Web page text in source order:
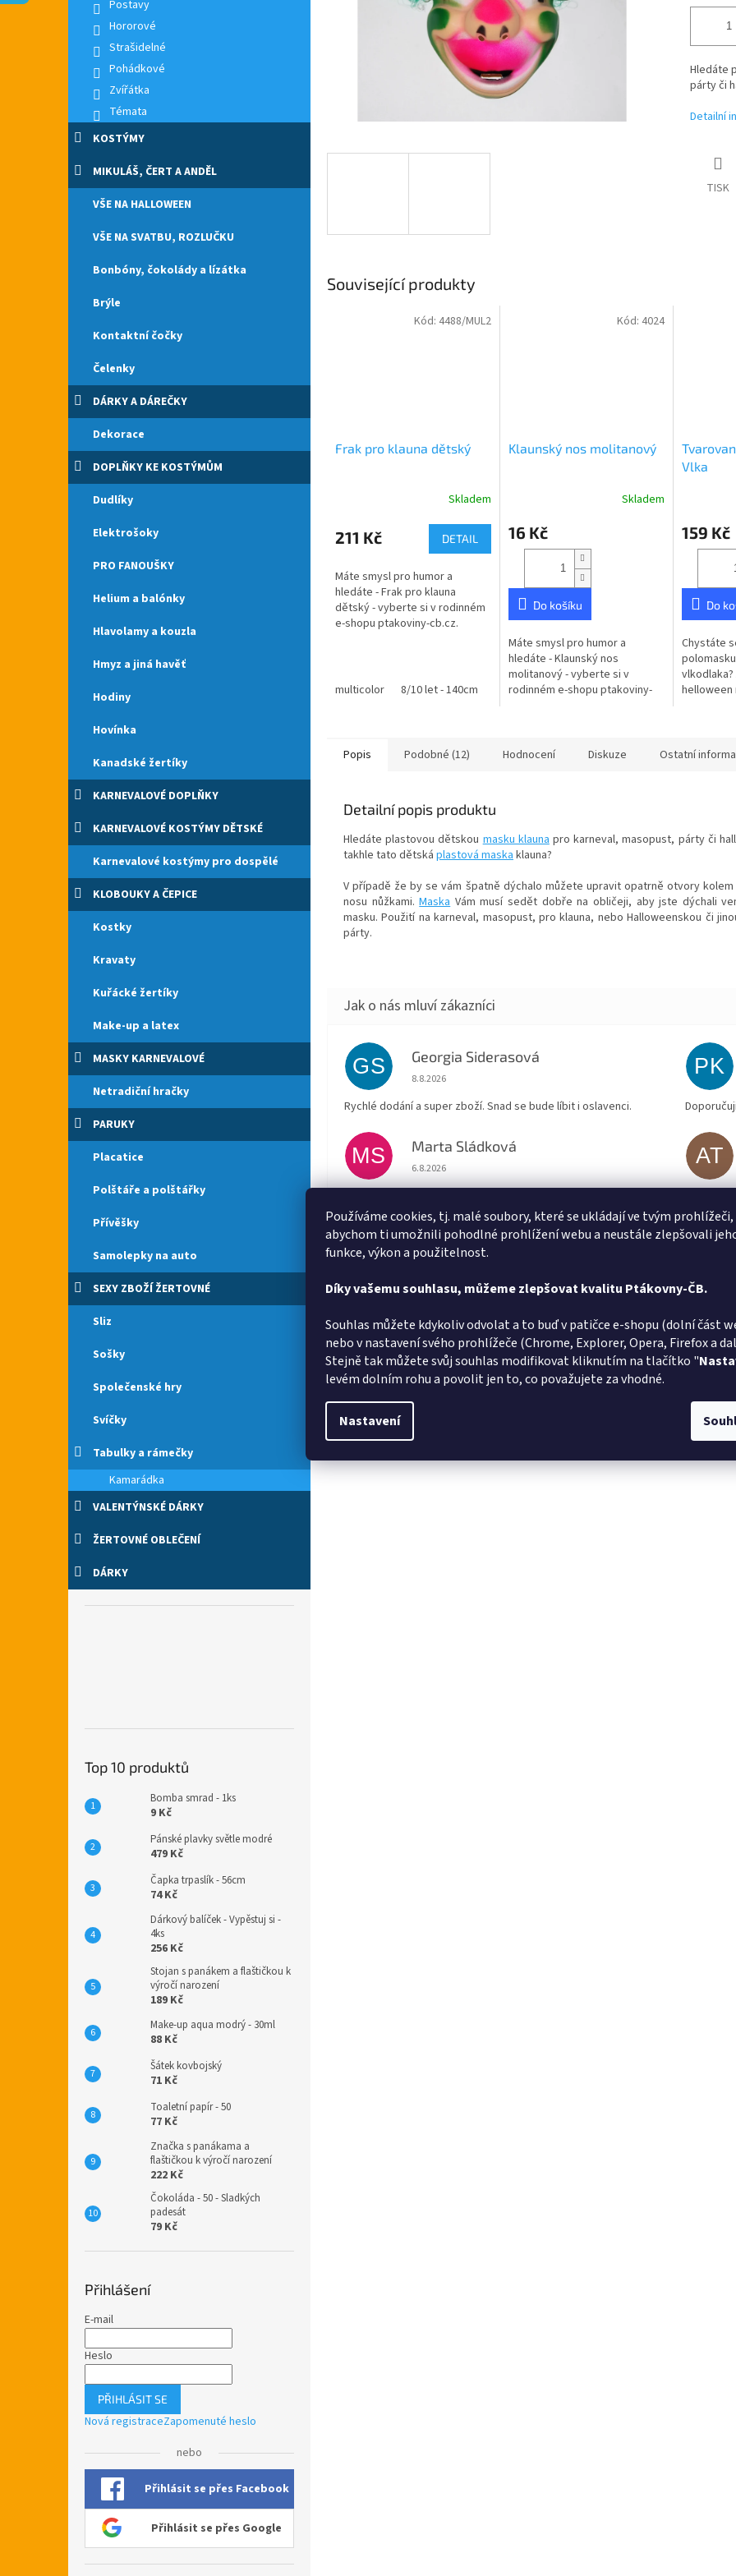
Používáme cookies, tj. malé soubory, které se ukládají ve tvým prohlížeči,
abychom ti umožnili pohodlné prohlížení webu a neustále zlepšovali
funkce, výkon a použitelnost.
Díky vašemu souhlasu, můžeme zlepšovat kvalitu Ptákovny-ČB.
Souhlas můžete kdykoliv odvolat a to buď v patičce e-shopu (dolní část
nebo v nastavení svého prohlížeče (Chrome, Explorer, Opera, Firefox a
Stejně tak můžete svůj souhlas modifikovat kliknutím na tlačítko "
levém dolním rohu a povolit jen to, co považujete za vhodné.
Nastavení
Postavy
Hororové
Strašidelné
Pohádkové
Zvířátka
Témata
KOSTÝMY
MIKULÁŠ, ČERT A ANDĚL
VŠE NA HALLOWEEN
VŠE NA SVATBU, ROZLUČKU
Bonbóny, čokolády a lízátka
Brýle
Kontaktní čočky
Čelenky
DÁRKY A DÁREČKY
Dekorace
DOPLŇKY KE KOSTÝMŮM
Dudlíky
Elektrošoky
PRO FANOUŠKY
Helium a balónky
Hlavolamy a kouzla
Hmyz a jiná havěť
Hodiny
Hovínka
Kanadské žertíky
KARNEVALOVÉ DOPLŇKY
KARNEVALOVÉ KOSTÝMY DĚTSKÉ
Karnevalové kostýmy pro dospělé
KLOBOUKY A ČEPICE
Kostky
Kravaty
Kuřácké žertíky
Make-up a latex
MASKY KARNEVALOVÉ
Netradiční hračky
PARUKY
Placatice
Polštáře a polštářky
Přívěšky
Samolepky na auto
SEXY ZBOŽÍ ŽERTOVNÉ
Sliz
Sošky
Společenské hry
Svíčky
Tabulky a rámečky
Kamarádka
VALENTÝNSKÉ DÁRKY
ŽERTOVNÉ OBLEČENÍ
DÁRKY
Top 10 produktů
Bomba smrad - 1ks
9 Kč
Pánské plavky světle modré
479 Kč
Čapka trpaslík - 56cm
74 Kč
Dárkový balíček - Vypěstuj si -
4ks
256 Kč
Stojan s panákem a flaštičkou k
výročí narození
189 Kč
Make-up aqua modrý - 30ml
88 Kč
Šátek kovbojský
71 Kč
Toaletní papír - 50
77 Kč
Značka s panákama a
flaštičkou k výročí narození
222 Kč
Čokoláda - 50 - Sladkých
padesát
79 Kč
Přihlášení
E-mail
Heslo
PŘIHLÁSIT SE
Nová registraceZapomenuté heslo
nebo
Přihlásit se přes Facebook
Přihlásit se přes Google
Hledáte
párty či
Detailní
TISK
Související produkty
Frak pro klauna dětský
Skladem
211 Kč DETAIL
Máte smysl pro humor a
hledáte - Frak pro klauna
dětský - vyberte si v rodinném
e-shopu ptakoviny-cb.cz.
multicolor
8/10 let - 140cm 11/13 let - 158cm
Kód: 4488/MUL2
Klaunský nos molitanový
Skladem
16 Kč
Do košíku
Máte smysl pro humor a
hledáte - Klaunský nos
molitanový - vyberte si v
rodinném e-shopu ptakoviny-
Kód: 4024
Vlka
produktu
hvězdiček.
159 Kč
Do
Chystáte
helloween
Popis Podobné (12) Hodnocení Diskuze Ostatní
Detailní popis produktu
Hledáte plastovou dětskou masku klauna pro karneval, masopust, párty či
takhle tato dětská plastová maska klauna?
V případě že by se vám špatně dýchalo můžete upravit opatrně otvory
nosu nůžkami.Maska Vám musí sedět dobře na obličeji, aby jste dýchali
masku. Použití na karneval, masopust, pro klauna, nebo Halloweenskou či
párty.
GS Georgia Siderasová
Hodnocení obchodu je 5 z 5 hvězdiček.
8.8.2026
Rychlé dodání a super zboží. Snad se bude líbit i oslavenci.
PK
MS Marta Sládková
Hodnocení obchodu je 5 z 5 hvězdiček.
6.8.2026
AT